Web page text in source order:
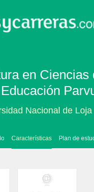
en
Nacional de Loja
Características Plan de